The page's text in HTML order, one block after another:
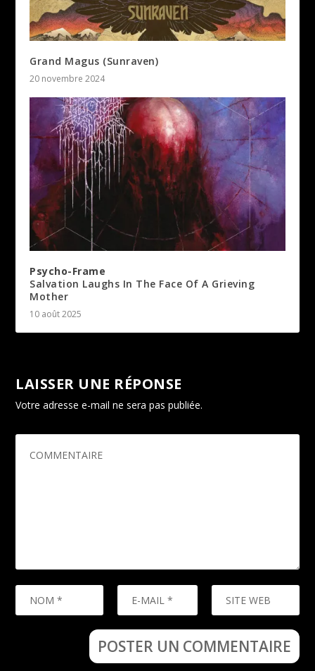
Grand Magus (Sunraven)
20 novembre 2024
Psycho-Frame
Salvation Laughs In The Face Of A Grieving
Mother
10 août 2025
LAISSER UNE RÉPONSE
Votre adresse e-mail ne sera pas publiée.
obligatoires sont indiqués avec